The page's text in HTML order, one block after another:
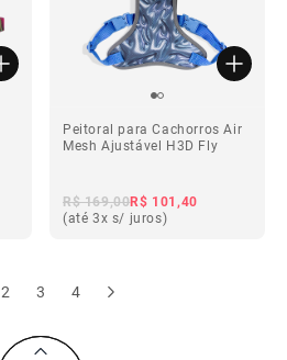
Peitoral para Cachorros Air
Mesh Ajustável H3D Fly
R$ 169,00R$ 101,40
(até 3x s/ juros)
2 3 4